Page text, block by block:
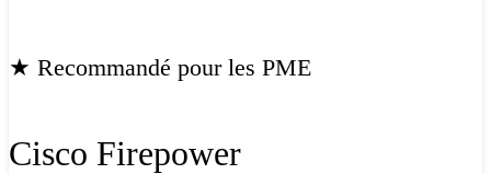
★ Recommandé pour les PME
Cisco Firepower